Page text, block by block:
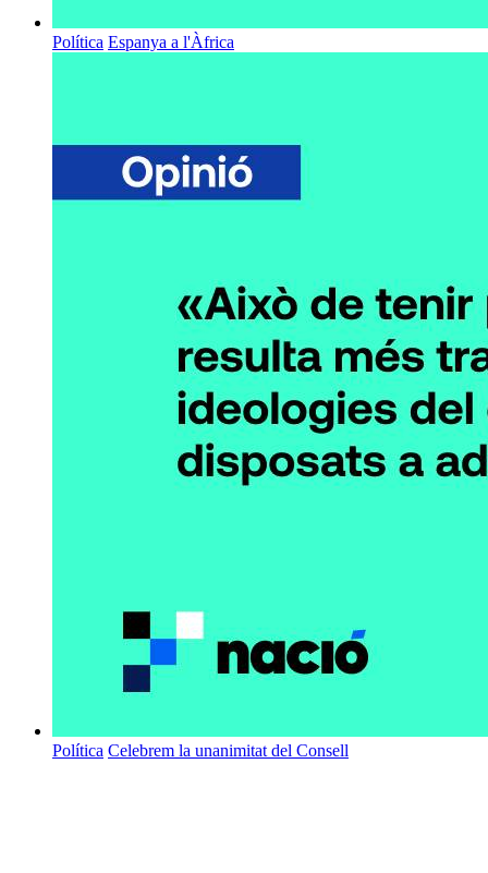
Política Espanya a l'Àfrica
Política Celebrem la unanimitat del Consell